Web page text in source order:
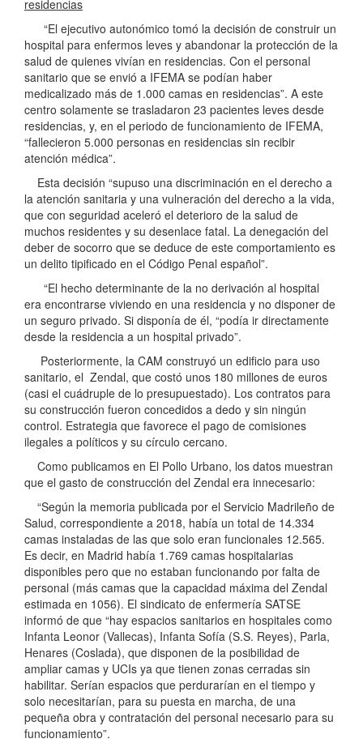
residencias
“El ejecutivo autonómico tomó la decisión de construir un
hospital para enfermos leves y abandonar la protección de la
salud de quienes vivían en residencias. Con el personal
sanitario que se envió a IFEMA se podían haber
medicalizado más de 1.000 camas en residencias”. A este
centro solamente se trasladaron 23 pacientes leves desde
residencias, y, en el periodo de funcionamiento de IFEMA,
“fallecieron 5.000 personas en residencias sin recibir
atención médica”.
Esta decisión “supuso una discriminación en el derecho a
la atención sanitaria y una vulneración del derecho a la vida,
que con seguridad aceleró el deterioro de la salud de
muchos residentes y su desenlace fatal. La denegación del
deber de socorro que se deduce de este comportamiento es
un delito tipificado en el Código Penal español”.
“El hecho determinante de la no derivación al hospital
era encontrarse viviendo en una residencia y no disponer de
un seguro privado. Si disponía de él, “podía ir directamente
desde la residencia a un hospital privado”.
Posteriormente, la CAM construyó un edificio para uso
sanitario, el Zendal, que costó unos 180 millones de euros
(casi el cuádruple de lo presupuestado). Los contratos para
su construcción fueron concedidos a dedo y sin ningún
control. Estrategia que favorece el pago de comisiones
ilegales a políticos y su círculo cercano.
Como publicamos en El Pollo Urbano, los datos muestran
que el gasto de construcción del Zendal era innecesario:
“Según la memoria publicada por el Servicio Madrileño de
Salud, correspondiente a 2018, había un total de 14.334
camas instaladas de las que solo eran funcionales 12.565.
Es decir, en Madrid había 1.769 camas hospitalarias
disponibles pero que no estaban funcionando por falta de
personal (más camas que la capacidad máxima del Zendal
estimada en 1056). El sindicato de enfermería SATSE
informó de que “hay espacios sanitarios en hospitales como
Infanta Leonor (Vallecas), Infanta Sofía (S.S. Reyes), Parla,
Henares (Coslada), que disponen de la posibilidad de
ampliar camas y UCIs ya que tienen zonas cerradas sin
habilitar. Serían espacios que perdurarían en el tiempo y
solo necesitarían, para su puesta en marcha, de una
pequeña obra y contratación del personal necesario para su
funcionamiento”.